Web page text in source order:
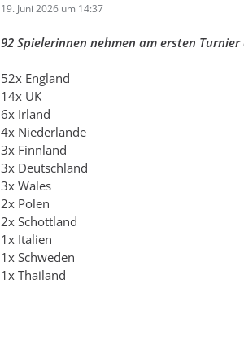
19. Juni 2026 um 14:37
92 Spielerinnen nehmen am ersten
52x England
14x UK
6x Irland
4x Niederlande
3x Finnland
3x Deutschland
3x Wales
2x Polen
2x Schottland
1x Italien
1x Schweden
1x Thailand